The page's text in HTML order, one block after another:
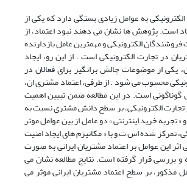
به عوامل زیادی بستگی دارد که یکی از
است. پژوهش ها نشان می دهند نبود اعتماد، از
الکترونیکی و مهمترین عامل بازدارنده
در تجارت الکترونیکی است . از این رو، ایجاد
یکی از موضوعات چالش برانگیز برای فعالان در
محسوب می شود . از طرفی، اعتماد مشتری ان،
گوناگونی است. در این مطالعه ضمن تبیین اهمیت
تجارت الکترونیکی، بر سطح دانش مشتری نسبت به
« تجربه خرید اینترنتی » دو عامل از بین عوامل موثر
تمرکز شده اس ت و با « مکانیزم های ایجاد امنیت
اثر این عوامل بر اعتماد مشتریان ایرانی به صورت
و بررسی قرار گرفته است. نتایج مطالعه نشان می
مذکور، بر سطح اعتماد مشتریان ایرانی موثر می